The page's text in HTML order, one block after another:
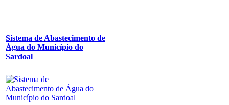
Sistema de Abastecimento de
Água do Município do
Sardoal